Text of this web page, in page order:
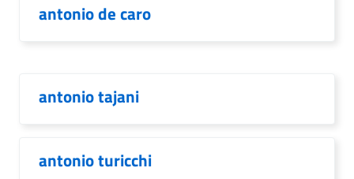
antonio de caro
antonio tajani
antonio turicchi